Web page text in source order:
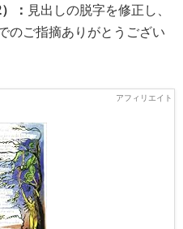
： 見出しの脱字を修正し、
のご指摘ありがとうござい